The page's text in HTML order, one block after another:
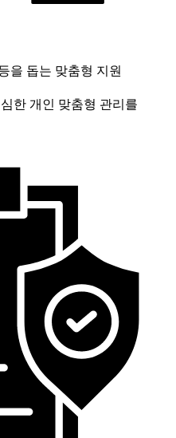
을 돕는 맞춤형 지원
한 개인 맞춤형 관리를